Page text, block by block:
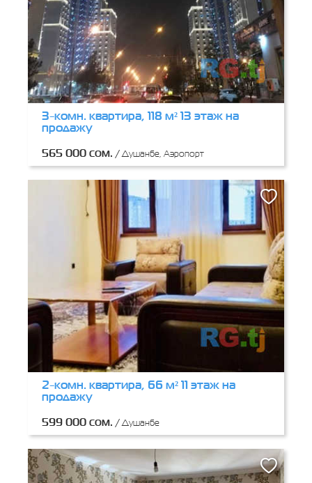
3-комн. квартира, 118 м² 13 этаж на
продажу
565 000 сом. / Душанбе, Аэропорт
2-комн. квартира, 66 м² 11 этаж на
продажу
599 000 сом. / Душанбе